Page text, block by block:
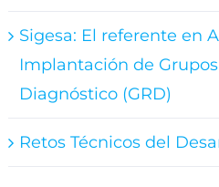
Sigesa: El referente en
Implantación de
Diagnóstico (GRD)
Retos Técnicos del